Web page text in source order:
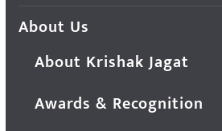
About Us
About Krishak Jagat
Awards & Recognition